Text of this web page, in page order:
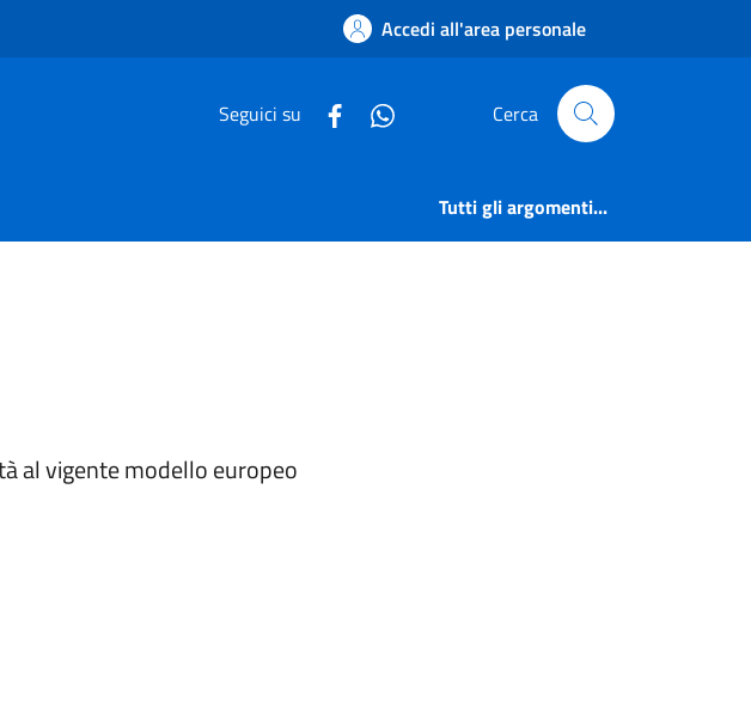
| Amm. Trasparente |
Accedi all'area personale
Seguici su Cerca
Tutti gli argomenti...
al vigente modello europeo